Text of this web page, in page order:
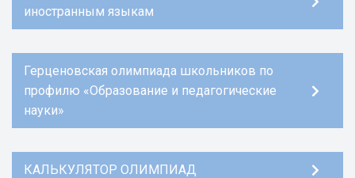
иностранным языкам
Герценовская олимпиада школьников по
профилю «Образование и педагогические
науки»
КАЛЬКУЛЯТОР ОЛИМПИАД